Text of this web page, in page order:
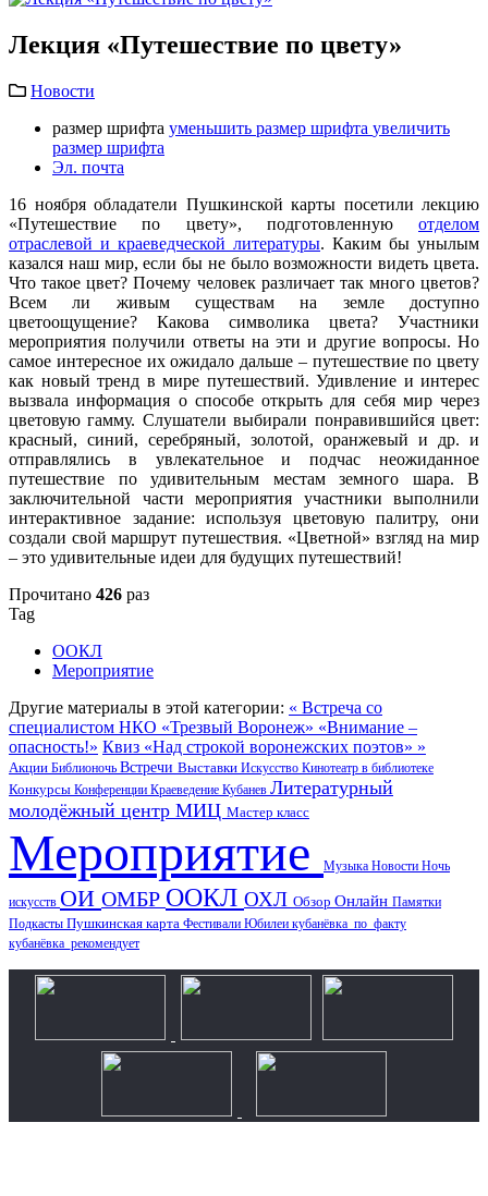
Лекция «Путешествие по цвету»
Новости
размер шрифта уменьшить размер шрифта увеличить
размер шрифта
Эл. почта
16 ноября обладатели Пушкинской карты посетили лекцию
«Путешествие по цвету», подготовленную отделом
отраслевой и краеведческой литературы. Каким бы унылым
казался наш мир, если бы не было возможности видеть цвета.
Что такое цвет? Почему человек различает так много цветов?
Всем ли живым существам на земле доступно
цветоощущение? Какова символика цвета? Участники
мероприятия получили ответы на эти и другие вопросы. Но
самое интересное их ожидало дальше – путешествие по цвету
как новый тренд в мире путешествий. Удивление и интерес
вызвала информация о способе открыть для себя мир через
цветовую гамму. Слушатели выбирали понравившийся цвет:
красный, синий, серебряный, золотой, оранжевый и др. и
отправлялись в увлекательное и подчас неожиданное
путешествие по удивительным местам земного шара. В
заключительной части мероприятия участники выполнили
интерактивное задание: используя цветовую палитру, они
создали свой маршрут путешествия. «Цветной» взгляд на мир
– это удивительные идеи для будущих путешествий!
Прочитано 426 раз
Tag
ООКЛ
Мероприятие
Другие материалы в этой категории: « Встреча со
специалистом НКО «Трезвый Воронеж» «Внимание –
опасность!» Квиз «Над строкой воронежских поэтов» »
Акции Библионочь Встречи Выставки Искусство Кинотеатр в библиотеке
Конкурсы Конференции Краеведение Кубанев Литературный
молодёжный центр МИЦ Мастер класс
Мероприятие Музыка Новости Ночь
искусств ОИ ОМБР ООКЛ ОХЛ Обзор Онлайн Памятки
Подкасты Пушкинская карта Фестивали Юбилеи кубанёвка_по_факту
кубанёвка_рекомендует